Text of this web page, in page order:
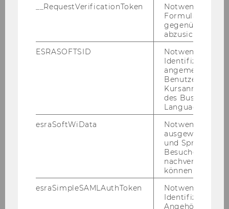
wir deinen Platz jemand
anderem anbieten
__RequestVerificationToken
Notwendig, um
gegenüber
abzusichern.
ESRASOFTSID
Notwendig zur
Identifizierung
angemeldeten
Benutzers im
des Business
Language
esraSoftWiData
Notwendig um
ausgewählte
und
Besuchers
nachverfolgen
können.
esraSimpleSAMLAuthToken
Notwendig zur
Identifizierung
Angehörige/r für